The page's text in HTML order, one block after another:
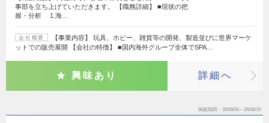
事部を立ち上げていただきます。 【職務詳細】 ■現状の把
握・分析 1.海…
会社概要
【事業内容】 玩具、ホビー、雑貨等の開発、製造並びに世界マーケ
ットでの販売展開 【会社の特徴】 ■国内海外グループ全体でSPA…
興味あり 詳細へ
掲載期間 26/08/06～26/08/19